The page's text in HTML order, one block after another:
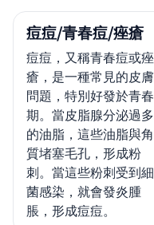
痘痘/青春痘/痤瘡
痘痘，又稱青春痘或痤
瘡，是一種常見的皮膚
問題，特別好發於青春
期。當皮脂腺分泌過多
的油脂，這些油脂與角
質堵塞毛孔，形成粉
刺。當這些粉刺受到細
菌感染，就會發炎腫
脹，形成痘痘。